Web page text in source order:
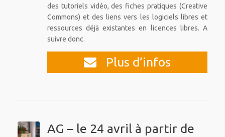
des tutoriels vidéo, des fiches pratiques (Creative
Commons) et des liens vers les logiciels libres et
ressources déjà existantes en licences libres. A
suivre donc.
Plus d’infos
AG – le 24 avril à partir de